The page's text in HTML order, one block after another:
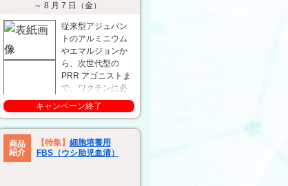
～ 8 月 7 日（金）
従来型アジュバン
トのアルミニウム
やエマルジョンか
ら、次世代型の
PRR アゴニストま
で、ワクチンに必
要なアジュバント
製品を幅広く提供
しています。ま
た、アジュバント
の評価に使用でき
キャンペーン終了
商品
紹介
【特集】 細胞培養用
FBS（ウシ胎児血清）